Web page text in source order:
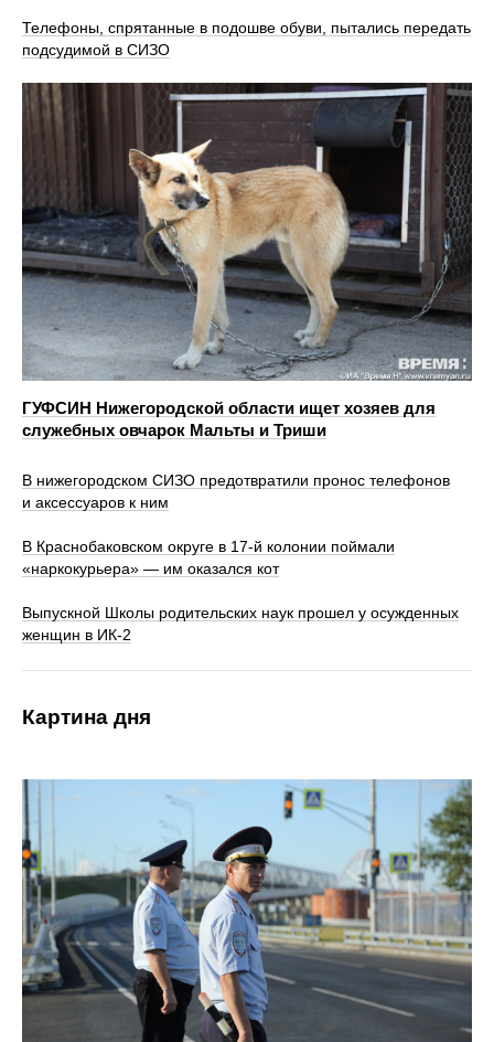
Телефоны, спрятанные в подошве обуви, пытались передать
подсудимой в СИЗО
ГУФСИН Нижегородской области ищет хозяев для
служебных овчарок Мальты и Триши
В нижегородском СИЗО предотвратили пронос телефонов
и аксессуаров к ним
В Краснобаковском округе в 17‑й колонии поймали
«наркокурьера» — им оказался кот
Выпускной Школы родительских наук прошел у осужденных
женщин в ИК-2
Картина дня